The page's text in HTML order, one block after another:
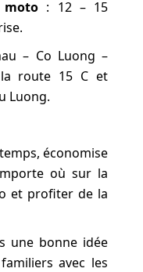
: 12 – 15
– Co Luong –
route 15 C et
Luong.
économise
où sur la
et profiter de la
une bonne idée
avec les